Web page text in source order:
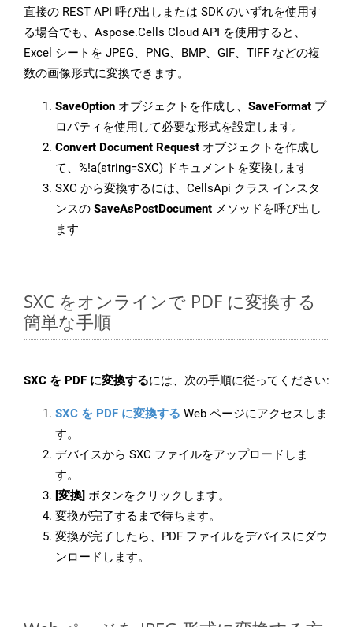
直接の REST API 呼び出しまたは SDK のいずれを使用す
る場合でも、Aspose.Cells Cloud API を使用すると、
Excel シートを JPEG、PNG、BMP、GIF、TIFF などの複
数の画像形式に変換できます。
SaveOption オブジェクトを作成し、 SaveFormat プ
ロパティを使用して必要な形式を設定します。
Convert Document Request オブジェクトを作成し
て、%!a(string=SXC) ドキュメントを変換します
SXC から変換するには、CellsApi クラス インスタ
ンスの SaveAsPostDocument メソッドを呼び出し
ます
SXC をオンラインで PDF に変換する
簡単な手順
SXC を PDF に変換するには、次の手順に従ってください:
SXC を PDF に変換する Web ページにアクセスしま
す。
デバイスから SXC ファイルをアップロードしま
す。
[変換] ボタンをクリックします。
変換が完了するまで待ちます。
変換が完了したら、PDF ファイルをデバイスにダウ
ンロードします。